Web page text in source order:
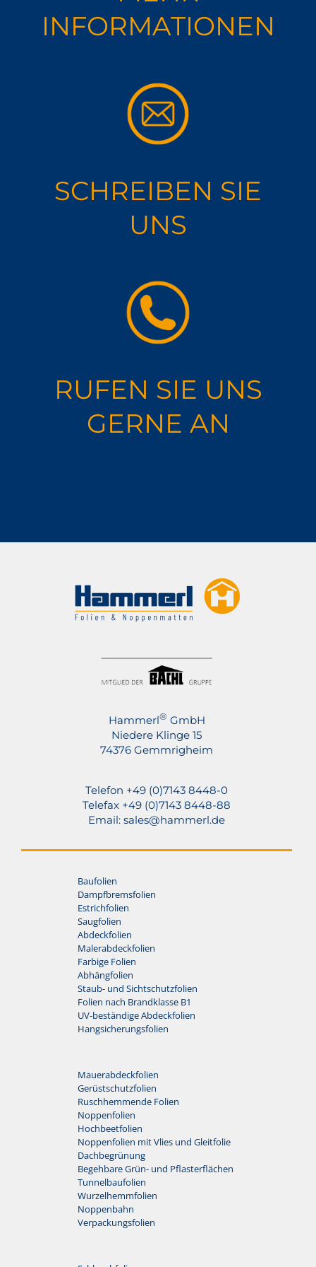
INFORMA­TIONEN
SCHREIBEN SIE
UNS
RUFEN SIE UNS
GERNE AN
Hammerl® GmbH
Niedere Klinge 15
74376 Gemmrigheim
Telefon +49 (0)7143 8448-0
Telefax +49 (0)7143 8448-88
Email: sales@hammerl.de
Baufolien
Dampfbremsfolien
Estrichfolien
Saugfolien
Abdeckfolien
Malerabdeckfolien
Farbige Folien
Abhängfolien
Staub- und Sichtschutzfolien
Folien nach Brandklasse B1
UV-beständige Abdeckfolien
Hangsicherungsfolien
Mauerabdeckfolien
Gerüstschutzfolien
Ruschhemmende Folien
Noppenfolien
Hochbeetfolien
Noppenfolien mit Vlies und Gleitfolie
Dachbegrünung
Begehbare Grün- und Pflasterflächen
Tunnelbaufolien
Wurzelhemmfolien
Noppenbahn
Verpackungsfolien